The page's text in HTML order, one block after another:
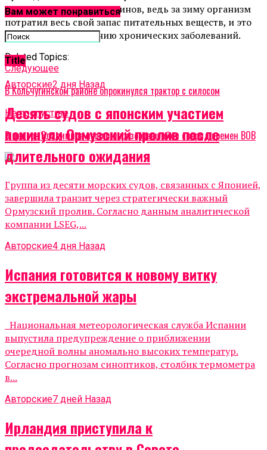
является нехватка витаминов, ведь за зиму организм
потратил весь свой запас питательных веществ, и это
приводит к обострению хронических заболеваний.
Related Topics:
Cледующее
В Кольчугинском районе опрокинулся трактор с силосом
Не пропустите
В центре Владимира нашли неразорвавшийся снаряд времен ВОВ
Вам может понравиться
Title
Авторские2 дня Назад
Десять судов с японским участием
покинули Ормузский пролив после
длительного ожидания
Группа из десяти морских судов, связанных с Японией,
завершила транзит через стратегически важный
Ормузский пролив. Согласно данным аналитической
компании LSEG,...
Авторские4 дня Назад
Испания готовится к новому витку
экстремальной жары
Национальная метеорологическая служба Испании
выпустила предупреждение о приближении
очередной волны аномально высоких температур.
Согласно прогнозам синоптиков, столбик термометра
в...
Авторские7 дней Назад
Ирландия приступила к